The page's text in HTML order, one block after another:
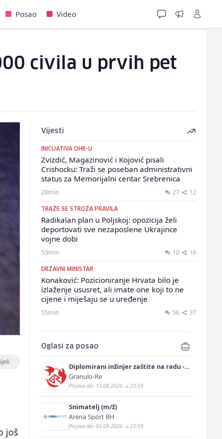
Posao Video
civila u prvih pet
još
Vijesti
INICIJATIVA OHR-U
Zvizdić, Magazinović i Kojović pisali
Crishocku: Traži se poseban administrativni
status za Memorijalni centar Srebrenica
28min 27 12
TRAŽE SE STROŽA PRAVILA
Radikalan plan u Poljskoj: opozicija želi
deportovati sve nezaposlene Ukrajince
vojne dobi
53min 10 16
DRŽAVNI MINISTAR
Konaković: Pozicioniranje Hrvata bilo je
izlaženje ususret, ali imate one koji to ne
cijene i miješaju se u uređenje
55min 56 37
Oglasi za posao
Diplomirani inžinjer zaštite na radu -
Bachelor inžinjer sigurnosti i pomoći
(m/ž)
Granulo-Re
Prijava do: 13.08.2026. u 23:59
Snimatelj (m/ž)
Arena Sport BH
Prijava do: 03.09.2026. u 23:59